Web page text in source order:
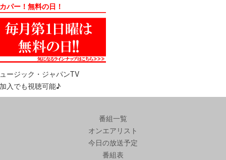
パー！無料の日！
ージック・ジャパンTV
入でも視聴可能♪
番組一覧
オンエアリスト
今日の放送予定
番組表